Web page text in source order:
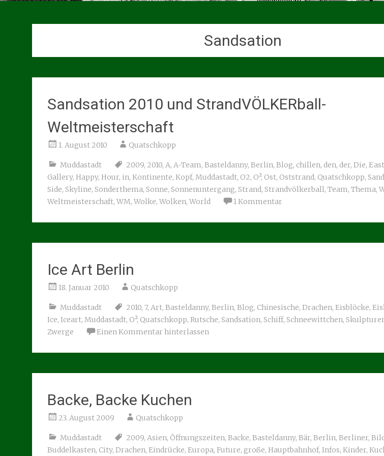
Sandsation
Sandsation 2010 und StrandVÖLKERball-
Weltmeisterschaft
1. August 2010 Quatschkopp
Muddastadt 2009, 2010, A, A-Team, Basteldanny, Berlin, Blog, chillen, den, der, Die, East
Gallery, Happy, Hour, in, Kontinente, Kopf, Muddastadt, O2, O², Ost, Oststrand, Quatschkopp, Sand
Side, Skyline, Sonderthema, Sonne, Sonnenuntergang, Strand, Strandvölkerball, Team, Thema,
Weltmeisterschaft, WM, Wolke, Wolken, World 1 Kommentar
Ice Art Berlin
18. Januar 2010 Quatschkopp
Muddastadt 2010, 7, Art, Basteldanny, Berlin, Blog, Chinesische, Drachen, Eisblöcke,
Ice, Iceart, Muddastadt, O², Quatschkopp, Rutsche, Sandsation, Schiff, Schneewittchen,
Zwerge
Einen Kommentar hinterlassen
Backe, Backe Kuchen
23. August 2009 Quatschkopp
Muddastadt 2009, Asien, Öffnungszeiten, Backe, Basteldanny, Bär, Berlin, Berliner,
Buddelkasten, City, Drachen, Eindrücke, Europa, Future, große, Hauptbahnhof, Infos, Kinder,